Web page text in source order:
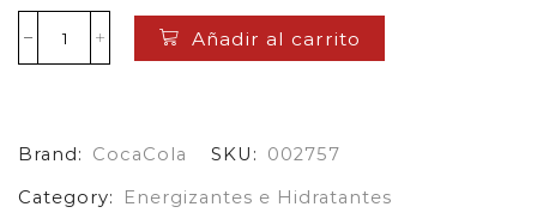
Powerade
Pet*500
cantidad
Añadir al carrito
Brand: CocaCola SKU:
002757
Category:
Energizantes e Hidratantes